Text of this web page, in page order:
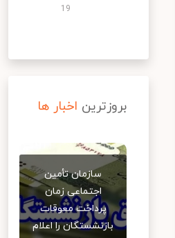
19
بروزترین اخبار ها
سازمان تأمین
اجتماعی زمان
پرداخت معوقات
بازنشستگان را اعلام